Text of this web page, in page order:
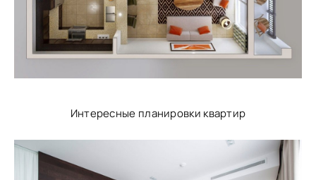
Интересные планировки квартир